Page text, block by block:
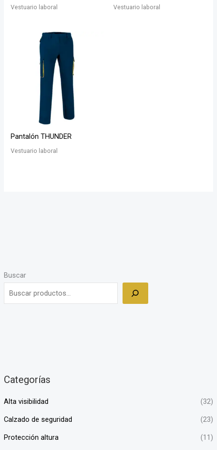
Buscar
Categorías
Alta visibilidad (32)
Calzado de seguridad (23)
Protección altura (11)
Vestuario laboral Vestuario laboral
Pantalón THUNDER
Vestuario laboral